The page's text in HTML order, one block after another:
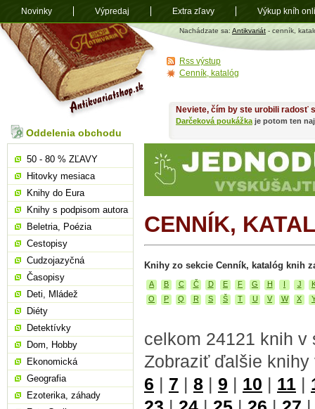
Antikvariát
shop.sk
Nachádzate sa: Antikvariát - cenník,
CENNÍK,
Knihy zo sekcie Cenník, katalóg knih
A B C Č D E F G H J
O
P Q R S Š T U V W X
celkom 24121 knih v
Zobraziť ďalšie
6 | 7 | 8 | 9 | 10 | 11 |
Neviete, čím by ste urobili radosť
Darčeková poukážka je potom ten
Oddelenia obchodu
50 - 80 % ZĽAVY
Hitovky mesiaca
Knihy do Eura
Knihy s podpisom autora
Beletria, Poézia
Cestopisy
Cudzojazyčná
Časopisy
Deti, Mládež
Diéty
Detektívky
Dom, Hobby
Ekonomická
Geografia
Ezoterika, záhady
Rss výstup
Cenník, katalóg
Novinky Výpredaj Extra zľavy Výkup kníh